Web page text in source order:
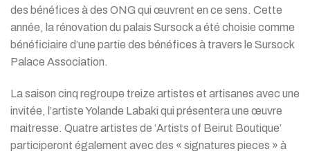
des bénéfices à des ONG qui œuvrent en ce sens. Cette
année, la rénovation du palais Sursock a été choisie comme
bénéficiaire d’une partie des bénéfices à travers le Sursock
Palace Association.
La saison cinq regroupe treize artistes et artisanes avec une
invitée, l’artiste Yolande Labaki qui présentera une œuvre
maitresse. Quatre artistes de ‘Artists of Beirut Boutique’
participeront également avec des « signatures pieces » à